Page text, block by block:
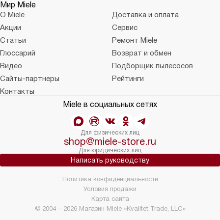
Мир Miele
О Miele
Доставка и оплата
Акции
Сервис
Статьи
Ремонт Miele
Глоссарий
Возврат и обмен
Видео
Подборщик пылесосов
Сайты-партнеры
Рейтинги
Контакты
Miele в социальных сетях
Для физических лиц
shop@miele-store.ru
Для юридических лиц
Написать руководству
© 2004 – 2026 Магазин Miele «Kvalitet Trade, LLC»
Политика конфиденциальности
Условия продажи
Карта сайта